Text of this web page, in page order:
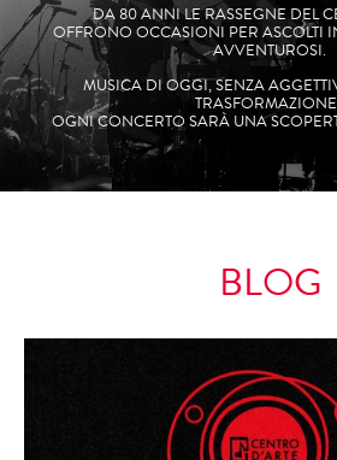
DA 80 ANNI LE RASSEGNE DEL
OFFRONO OCCASIONI PER ASCOLTI
AVVENTUROSI.
MUSICA DI OGGI, SENZA
OGNI CONCERTO SARÀ UNA
BLOG